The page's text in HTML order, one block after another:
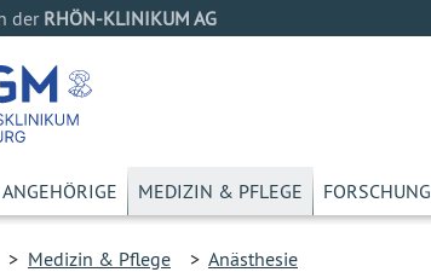
der RHÖN-KLINIKUM AG
MEDIZIN & PFLEGE FORSCHUNG
> Medizin & Pflege > Anästhesie